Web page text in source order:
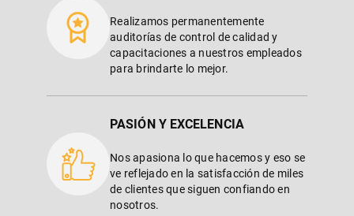
Realizamos permanentemente
auditorías de control de calidad y
capacitaciones a nuestros empleados
para brindarte lo mejor.
PASIÓN Y EXCELENCIA
Nos apasiona lo que hacemos y eso se
ve reflejado en la satisfacción de miles
de clientes que siguen confiando en
nosotros.